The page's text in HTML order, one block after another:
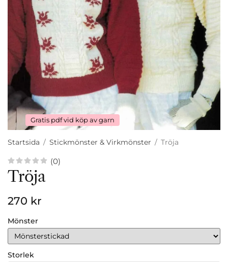
Gratis pdf vid köp av garn
Startsida / Stickmönster & Virkmönster / Tröja
(0)
Tröja
270 kr
Mönster
Storlek